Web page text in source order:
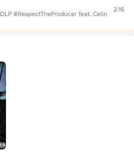
DLP #RespectTheProducer feat. Celina Spliffs
2:16